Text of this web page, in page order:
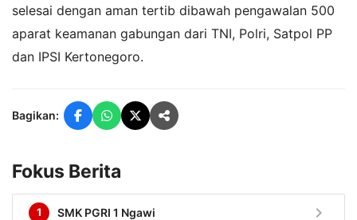
selesai dengan aman tertib dibawah pengawalan 500
aparat keamanan gabungan dari TNI, Polri, Satpol PP
dan IPSI Kertonegoro.
Bagikan:
Fokus Berita
1 SMK PGRI 1 Ngawi chevron_right